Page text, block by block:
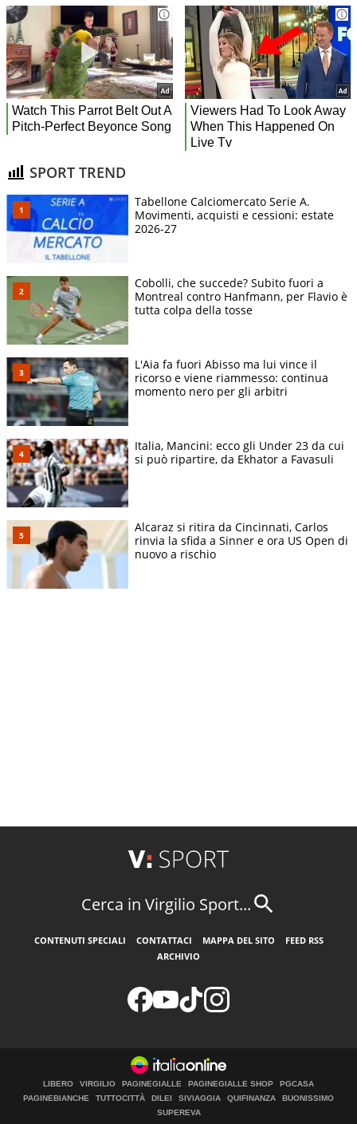
SPORT TREND
Tabellone Calciomercato Serie A.
Movimenti, acquisti e cessioni: estate
2026-27
Cobolli, che succede? Subito fuori a
Montreal contro Hanfmann, per Flavio è
tutta colpa della tosse
L'Aia fa fuori Abisso ma lui vince il
ricorso e viene riammesso: continua
momento nero per gli arbitri
Italia, Mancini: ecco gli Under 23 da cui
si può ripartire, da Ekhator a Favasuli
Alcaraz si ritira da Cincinnati, Carlos
rinvia la sfida a Sinner e ora US Open di
nuovo a rischio
Cerca in Virgilio Sport...
CONTENUTI SPECIALI CONTATTACI MAPPA DEL SITO
FEED RSS
ARCHIVIO
LIBERO VIRGILIO PAGINEGIALLE PAGINEGIALLE SHOP
PGCASA
PAGINEBIANCHE
TUTTOCITTÀ DILEI SIVIAGGIA QUIFINANZA
BUONISSIMO
SUPEREVA